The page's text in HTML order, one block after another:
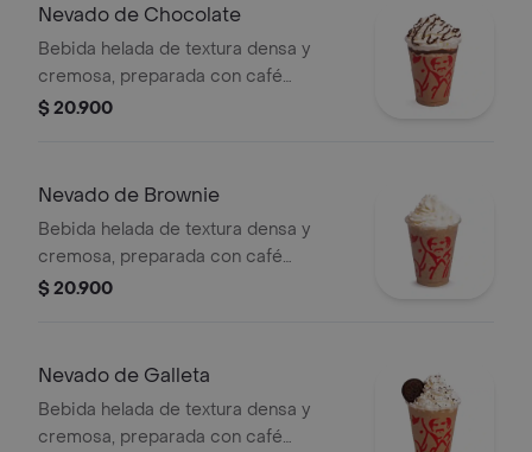
Nevado de Chocolate
Bebida helada de textura densa y
cremosa, preparada con café
espresso, chocolate, mezcla láctea,
$ 20.900
Nevado de Brownie
Bebida helada de textura densa y
cremosa, preparada con café
espresso, brownie triturado, mezcla
$ 20.900
Nevado de Galleta
Bebida helada de textura densa y
cremosa, preparada con café